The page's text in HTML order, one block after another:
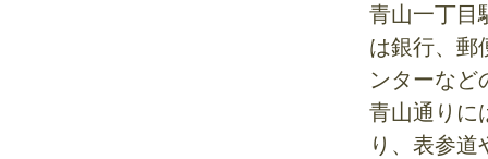
青山一丁目
は銀行、郵
ンターなど
青山通りに
り、表参